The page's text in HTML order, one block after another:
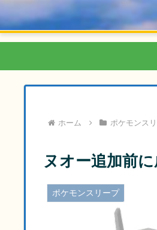
ホーム ポケモンス
ヌオー追加前
ポケモンスリープ